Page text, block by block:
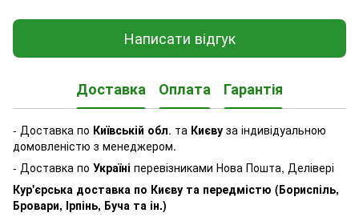
Написати відгук
Доставка Оплата Гарантія
- Доставка по Київській обл. та Києву за індивідуальною
домовленістю з менеджером.
- Доставка по Україні перевізниками Нова Пошта, Делівері
Кур'єрська доставка по Києву та передмістю (Бориспіль,
Бровари, Ірпінь, Буча та ін.)